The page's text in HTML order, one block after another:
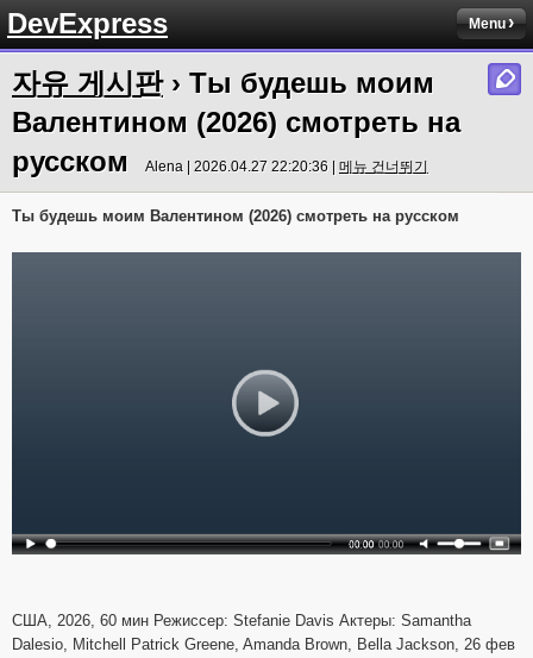
DevExpress Menu
자유 게시판› Ты будешь моим
Валентином (2026) смотреть на
русском
Alena | 2026.04.27 22:20:36 | 메뉴 건너뛰기
Ты будешь моим Валентином (2026) смотреть на русском
США, 2026, 60 мин Режиссер: Stefanie Davis Актеры: Samantha
Dalesio, Mitchell Patrick Greene, Amanda Brown, Bella Jackson, 26 фев